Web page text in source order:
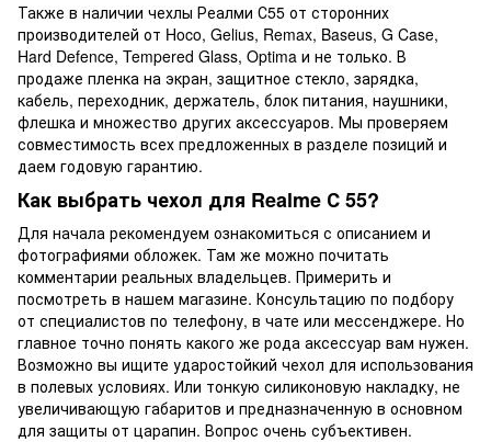
Также в наличии чехлы Реалми С55 от сторонних
производителей от Hoco, Gelius, Remax, Baseus, G Case,
Hard Defence, Tempered Glass, Optima и не только. В
продаже пленка на экран, защитное стекло, зарядка,
кабель, переходник, держатель, блок питания, наушники,
флешка и множество других аксессуаров. Мы проверяем
совместимость всех предложенных в разделе позиций и
даем годовую гарантию.
Как выбрать чехол для Realme С 55?
Для начала рекомендуем ознакомиться с описанием и
фотографиями обложек. Там же можно почитать
комментарии реальных владельцев. Примерить и
посмотреть в нашем магазине. Консультацию по подбору
от специалистов по телефону, в чате или мессенджере. Но
главное точно понять какого же рода аксессуар вам нужен.
Возможно вы ищите ударостойкий чехол для использования
в полевых условиях. Или тонкую силиконовую накладку, не
увеличивающую габаритов и предназначенную в основном
для защиты от царапин. Вопрос очень субъективен.